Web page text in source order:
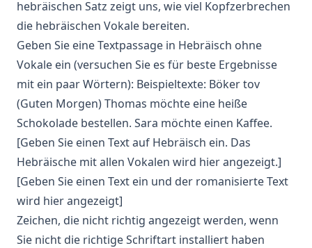
hebräischen Satz zeigt uns, wie viel Kopfzerbrechen
die hebräischen Vokale bereiten.
Geben Sie eine Textpassage in Hebräisch ohne
Vokale ein (versuchen Sie es für beste Ergebnisse
mit ein paar Wörtern): Beispieltexte: Böker tov
(Guten Morgen) Thomas möchte eine heiße
Schokolade bestellen. Sara möchte einen Kaffee.
[Geben Sie einen Text auf Hebräisch ein. Das
Hebräische mit allen Vokalen wird hier angezeigt.]
[Geben Sie einen Text ein und der romanisierte Text
wird hier angezeigt]
Zeichen, die nicht richtig angezeigt werden, wenn
Sie nicht die richtige Schriftart installiert haben